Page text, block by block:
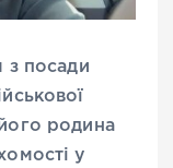
з посади
родина
у